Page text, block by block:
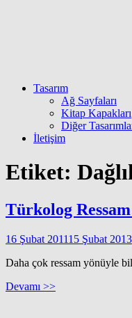
Tasarım
Ağ Sayfaları
Kitap Kapakları
Diğer
İletişim
Etiket:
Türkolog
16 Şubat 201115 Şubat 2013
Daha çok ressam yönüyle
Devamı >>